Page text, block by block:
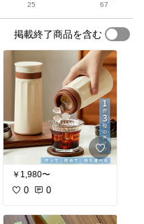
25 67
掲載終了商品を含む
￥1,980〜
0 0